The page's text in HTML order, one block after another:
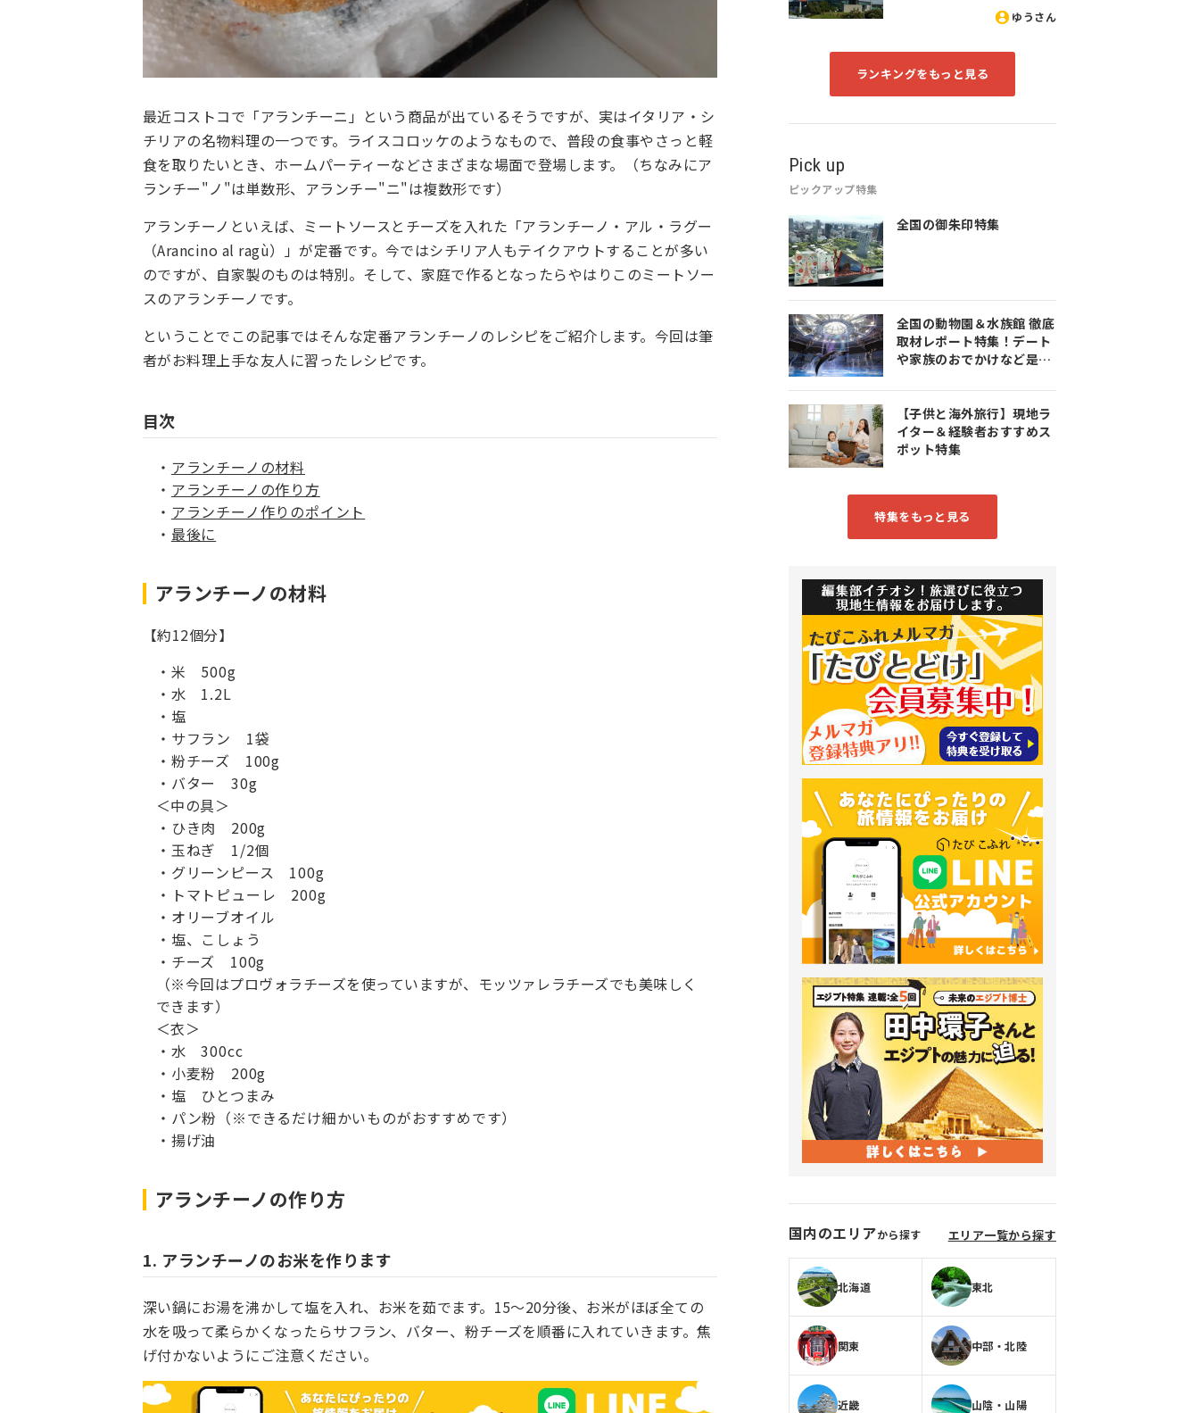
最近コストコで「アランチーニ」という商品が出ているそうですが、実はイタリア・シ
チリアの名物料理の一つです。ライスコロッケのようなもので、普段の食事やさっと軽
食を取りたいとき、ホームパーティーなどさまざまな場面で登場します。（ちなみにア
ランチー"ノ"は単数形、アランチー"ニ"は複数形です）
アランチーノといえば、ミートソースとチーズを入れた「アランチーノ・アル・ラグー
（Arancino al ragù）」が定番です。今ではシチリア人もテイクアウトすることが多い
のですが、自家製のものは特別。そして、家庭で作るとなったらやはりこのミートソー
スのアランチーノです。
ということでこの記事ではそんな定番アランチーノのレシピをご紹介します。今回は筆
者がお料理上手な友人に習ったレシピです。
目次
アランチーノの材料
アランチーノの作り方
アランチーノ作りのポイント
最後に
アランチーノの材料
【約12個分】
米 500g
水 1.2L
塩
サフラン 1袋
粉チーズ 100g
バター 30g
＜中の具＞
ひき肉 200g
玉ねぎ 1/2個
グリーンピース 100g
トマトピューレ 200g
オリーブオイル
塩、こしょう
チーズ 100g
（※今回はプロヴォラチーズを使っていますが、モッツァレラチーズでも美味しく
できます）
＜衣＞
水 300cc
小麦粉 200g
塩 ひとつまみ
パン粉（※できるだけ細かいものがおすすめです）
揚げ油
アランチーノの作り方
1. アランチーノのお米を作ります
深い鍋にお湯を沸かして塩を入れ、お米を茹でます。15～20分後、お米がほぼ全ての
水を吸って柔らかくなったらサフラン、バター、粉チーズを順番に入れていきます。焦
げ付かないようにご注意ください。
ゆうさん
ランキングをもっと見る
Pick up
ピックアップ特集
全国の御朱印特集
全国の動物園＆水族館 徹底
取材レポート特集！デート
や家族のおでかけなど是非
【子供と海外旅行】現地ラ
イター＆経験者おすすめス
ポット特集
特集をもっと見る
国内のエリアから探す エリア一覧から探す
北海道 東北
関東 中部・北陸
近畿 山陰・山陽